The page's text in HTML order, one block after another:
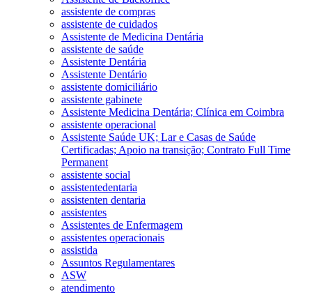
assistente de compras
assistente de cuidados
Assistente de Medicina Dentária
assistente de saúde
Assistente Dentária
Assistente Dentário
assistente domiciliário
assistente gabinete
Assistente Medicina Dentária; Clínica em Coimbra
assistente operacional
Assistente Saúde UK; Lar e Casas de Saúde
Certificadas; Apoio na transição; Contrato Full Time
Permanent
assistente social
assistentedentaria
assistenten dentaria
assistentes
Assistentes de Enfermagem
assistentes operacionais
assistida
Assuntos Regulamentares
ASW
atendimento